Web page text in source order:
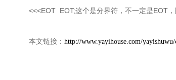
<<<EOT EOT;这个是分界符，不一定是EOT
本文链接： http://www.yayihouse.com/yayishuwu/